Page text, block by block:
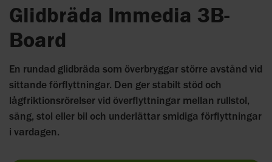
Glidbräda Immedia 3B-
Board
En rundad glidbräda som överbryggar större avstånd vid
sittande förflyttningar. Den ger stabilt stöd och
lågfriktionsrörelser vid överflyttningar mellan rullstol,
säng, stol eller bil och underlättar smidiga förflyttningar
i vardagen.